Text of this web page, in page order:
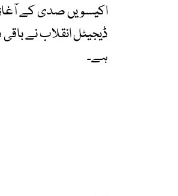
اکیسویں صدی کے
ڈیجیٹل انقلاب نے باقی
ہے۔